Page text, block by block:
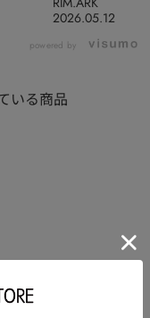
2026.05.12
powered by
いる商品